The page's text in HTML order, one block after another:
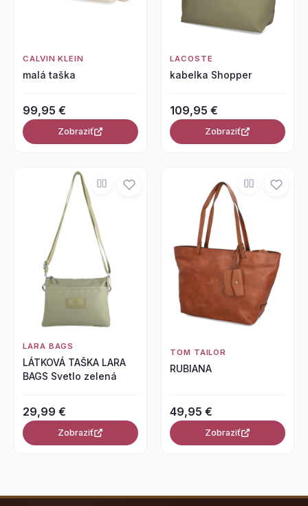
CALVIN KLEIN
malá taška
99,95 €
Zobraziť
LACOSTE
kabelka Shopper
109,95 €
Zobraziť
LARA BAGS
LÁTKOVÁ TAŠKA LARA
BAGS Svetlo zelená
29,99 €
Zobraziť
TOM TAILOR
RUBIANA
49,95 €
Zobraziť